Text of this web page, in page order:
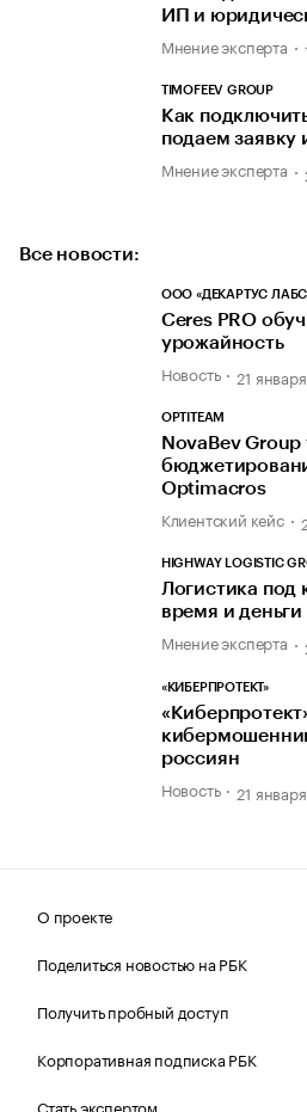
ИП и
Мнение эксперта
TIMOFEEV GROUP
Как
подаем заявку
Мнение эксперта
Все новости:
ООО «ДЕКАРТУС
Ceres PRO
урожайность
Новость 21
OPTITEAM
NovaBev
Optimacros
Клиентский кейс
HIGHWAY LOGISTIC
Логистика под
время и деньги
Мнение эксперта
«КИБЕРПРОТЕКТ»
россиян
Новость 21
О проекте
Поделиться новостью на РБК
Получить пробный доступ
Корпоративная подписка РБК
Стать экспертом